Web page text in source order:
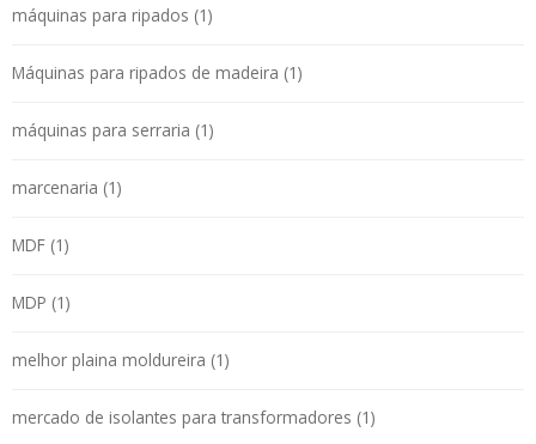
máquinas para ripados (1)
Máquinas para ripados de madeira (1)
máquinas para serraria (1)
marcenaria (1)
MDF (1)
MDP (1)
melhor plaina moldureira (1)
mercado de isolantes para transformadores (1)